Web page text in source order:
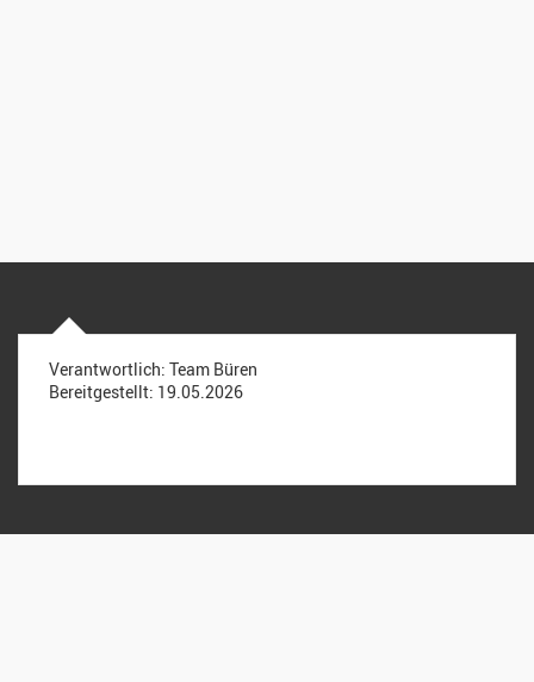
Verantwortlich: Team Büren
Bereitgestellt: 19.05.2026